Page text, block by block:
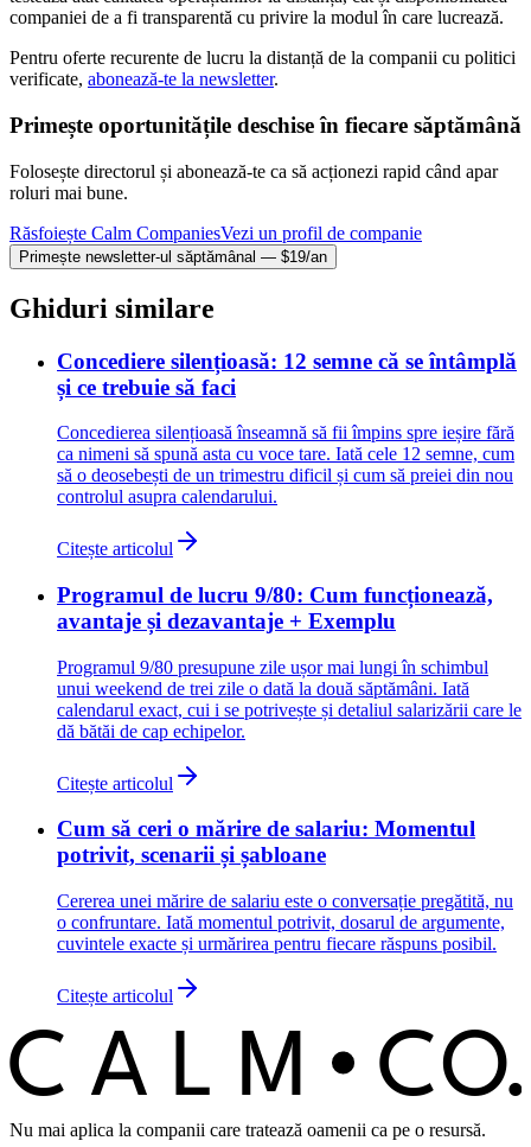
companiei de a fi transparentă cu privire la modul în care lucrează.
Pentru oferte recurente de lucru la distanță de la companii cu politici
verificate, abonează-te la newsletter.
Primește oportunitățile deschise în fiecare săptămână
Folosește directorul și abonează-te ca să acționezi rapid când apar
roluri mai bune.
Răsfoiește Calm CompaniesVezi un profil de companie
Primește newsletter-ul săptămânal — $19/an
Ghiduri similare
Concediere silențioasă: 12 semne că se întâmplă
și ce trebuie să faci
Concedierea silențioasă înseamnă să fii împins spre ieșire fără
ca nimeni să spună asta cu voce tare. Iată cele 12 semne, cum
să o deosebești de un trimestru dificil și cum să preiei din nou
controlul asupra calendarului.
Citește articolul
Programul de lucru 9/80: Cum funcționează,
avantaje și dezavantaje + Exemplu
Programul 9/80 presupune zile ușor mai lungi în schimbul
unui weekend de trei zile o dată la două săptămâni. Iată
calendarul exact, cui i se potrivește și detaliul salarizării care le
dă bătăi de cap echipelor.
Citește articolul
Cum să ceri o mărire de salariu: Momentul
potrivit, scenarii și șabloane
Cererea unei mărire de salariu este o conversație pregătită, nu
o confruntare. Iată momentul potrivit, dosarul de argumente,
cuvintele exacte și urmărirea pentru fiecare răspuns posibil.
Citește articolul
C ALM C O.
Nu mai aplica la companii care tratează oamenii ca pe o resursă.